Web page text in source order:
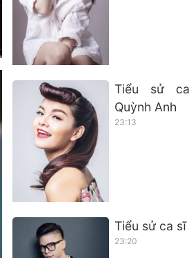
Tiểu sử
Quỳnh Anh
23:13
Tiểu sử ca
23:20